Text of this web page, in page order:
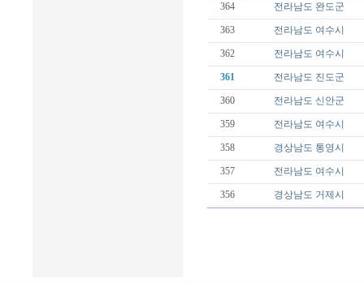
364 전라남도 완도군
363 전라남도 여수시
362 전라남도 여수시
361 전라남도 진도군
360 전라남도 신안군
359 전라남도 여수시
358 경상남도 통영시
357 전라남도 여수시
356 경상남도 거제시